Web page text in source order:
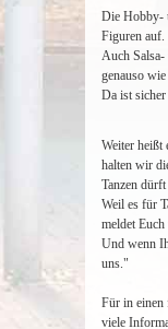
Die Hobby-
Figuren auf.
Auch
genauso
Da ist
Weiter heißt
halten wir
Tanzen
Weil es für
meldet
Und wenn
uns."
Für in einen
viele